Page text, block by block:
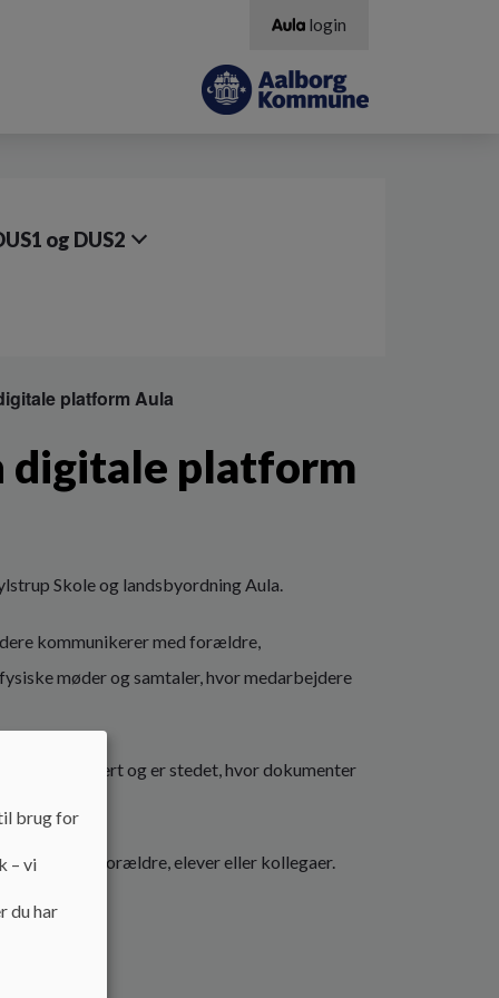
login
og DUS2
platform Aula
digitale platform
Skole og landsbyordning Aula.
kommunikerer med forældre,
møder og samtaler, hvor medarbejdere
sikkert og er stedet, hvor dokumenter
af andre forældre, elever eller kollegaer.
brug for
– vi
du har